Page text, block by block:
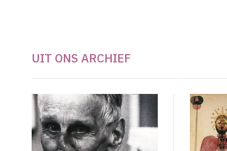
UIT ONS ARCHIEF